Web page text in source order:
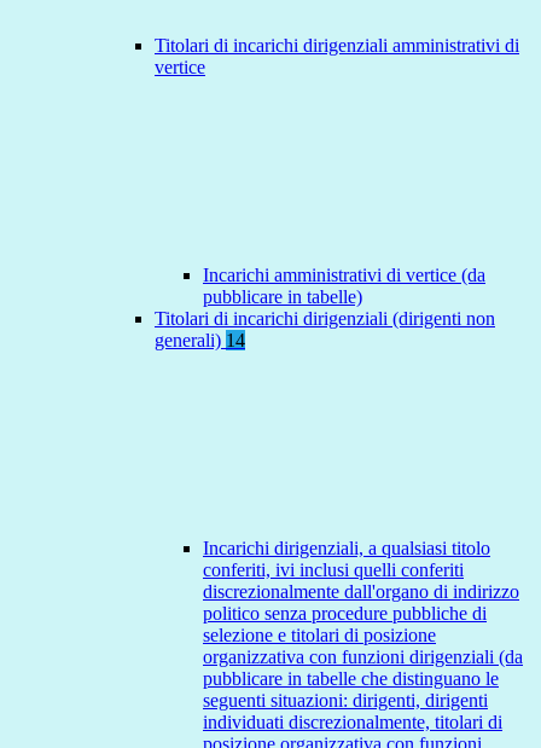
Titolari di incarichi dirigenziali amministrativi di
vertice
Incarichi amministrativi di vertice (da
pubblicare in tabelle)
Titolari di incarichi dirigenziali (dirigenti non
generali) 14
Incarichi dirigenziali, a qualsiasi titolo
conferiti, ivi inclusi quelli conferiti
discrezionalmente dall'organo di indirizzo
politico senza procedure pubbliche di
selezione e titolari di posizione
organizzativa con funzioni dirigenziali (da
pubblicare in tabelle che distinguano le
seguenti situazioni: dirigenti, dirigenti
individuati discrezionalmente, titolari di